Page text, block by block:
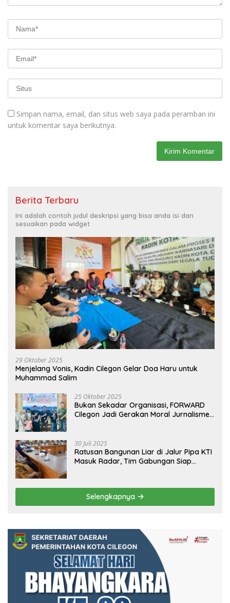
Simpan nama, email, dan situs web saya pada peramban ini
untuk komentar saya berikutnya.
Berita Terbaru
Ini adalah contoh judul deskripsi yang bisa anda isi dan
sesuaikan pada widget
29 Oktober 2025
Menjelang Vonis, Kadin Cilegon Gelar Doa Haru untuk
Muhammad Salim
25 Oktober 2025
Bukan Sekadar Organisasi, FORWARD
Cilegon Jadi Gerakan Moral Jurnalisme
30 Juli 2025
Ratusan Bangunan Liar di Jalur Pipa KTI
Masuk Radar, Tim Gabungan Siap
Selengkapnya